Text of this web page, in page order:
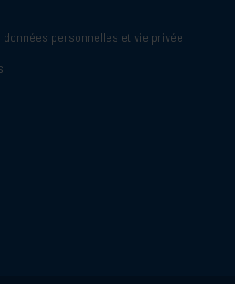
personnelles et vie privée